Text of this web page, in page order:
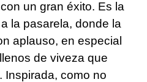
un gran éxito. Es la
la pasarela, donde la
aplauso, en especial
de viveza que
Inspirada, como no